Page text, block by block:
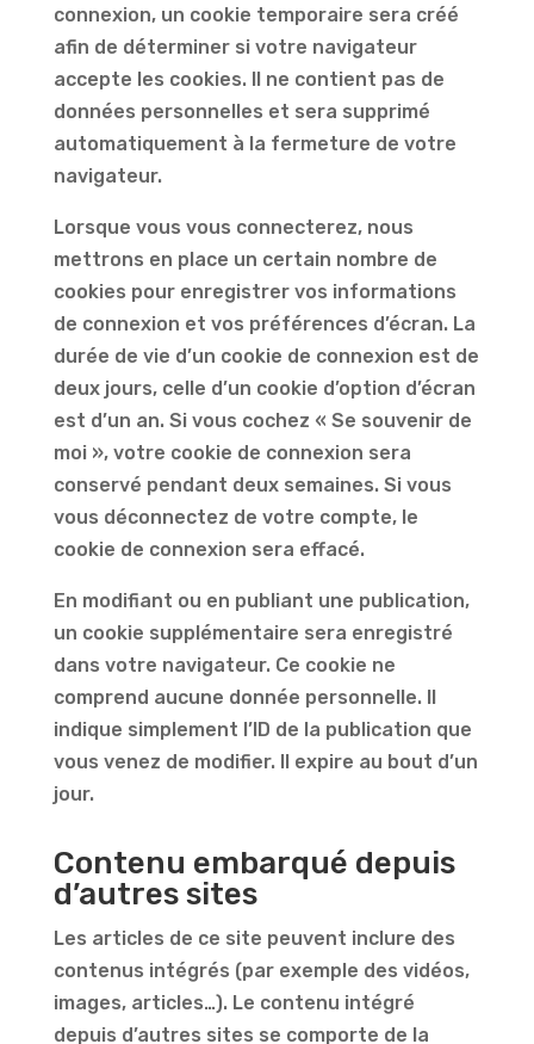
connexion, un cookie temporaire sera créé
afin de déterminer si votre navigateur
accepte les cookies. Il ne contient pas de
données personnelles et sera supprimé
automatiquement à la fermeture de votre
navigateur.
Lorsque vous vous connecterez, nous
mettrons en place un certain nombre de
cookies pour enregistrer vos informations
de connexion et vos préférences d’écran. La
durée de vie d’un cookie de connexion est de
deux jours, celle d’un cookie d’option d’écran
est d’un an. Si vous cochez « Se souvenir de
moi », votre cookie de connexion sera
conservé pendant deux semaines. Si vous
vous déconnectez de votre compte, le
cookie de connexion sera effacé.
En modifiant ou en publiant une publication,
un cookie supplémentaire sera enregistré
dans votre navigateur. Ce cookie ne
comprend aucune donnée personnelle. Il
indique simplement l’ID de la publication que
vous venez de modifier. Il expire au bout d’un
jour.
Contenu embarqué depuis
d’autres sites
Les articles de ce site peuvent inclure des
contenus intégrés (par exemple des vidéos,
images, articles…). Le contenu intégré
depuis d’autres sites se comporte de la